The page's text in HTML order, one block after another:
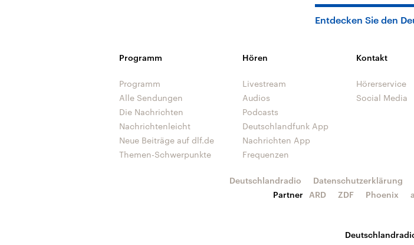
Entdecken Sie den
Programm
Programm
Alle Sendungen
Die Nachrichten
Nachrichtenleicht
Neue Beiträge auf dlf.de
Themen-Schwerpunkte
Hören
Livestream
Audios
Podcasts
Deutschlandfunk App
Nachrichten App
Frequenzen
Kontakt
Hörerservice
Social Media
Deutschlandradio Datenschutzerklärung
Partner
ARD ZDF Phoenix